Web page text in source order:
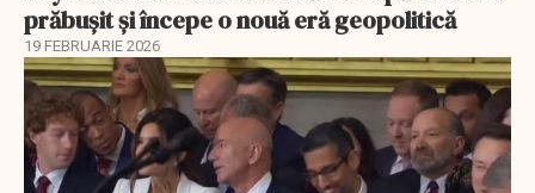
prăbușit și începe o nouă eră geopolitică
19 FEBRUARIE 2026